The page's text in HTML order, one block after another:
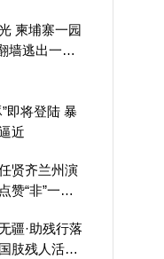
柬埔寨一园
墙逃出一瘸
即将登陆 暴
近
贤齐兰州演
“非”一般
疆·助残行落
肢残人活动